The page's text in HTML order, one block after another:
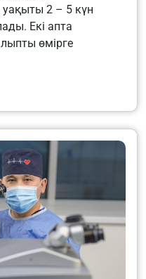
2 – 5 күн
Екі апта
өмірге